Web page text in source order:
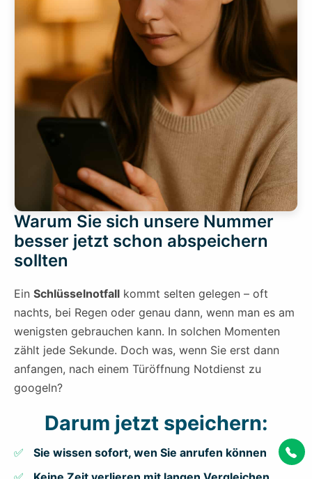
Warum Sie sich unsere Nummer
besser jetzt schon abspeichern
sollten
Ein Schlüsselnotfall kommt selten gelegen – oft
nachts, bei Regen oder genau dann, wenn man es am
wenigsten gebrauchen kann. In solchen Momenten
zählt jede Sekunde. Doch was, wenn Sie erst dann
anfangen, nach einem Türöffnung Notdienst zu
googeln?
Darum jetzt speichern:
Sie wissen sofort, wen Sie anrufen können